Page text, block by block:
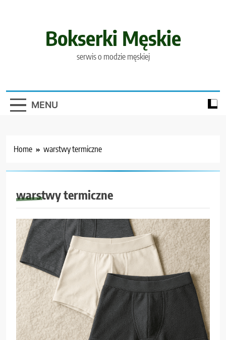
Bokserki Męskie
serwis o modzie męskiej
MENU
Home warstwy termiczne
warstwy termiczne